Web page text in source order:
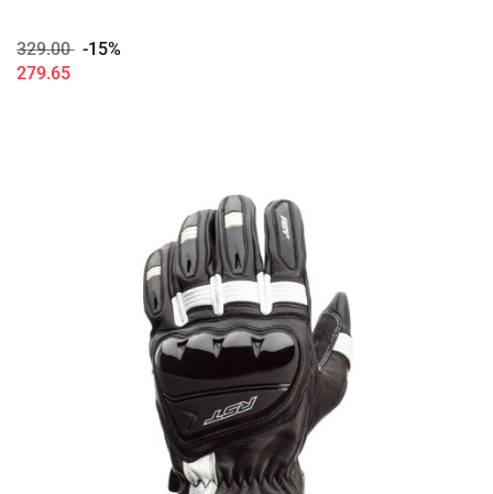
329.00 -15%
279.65